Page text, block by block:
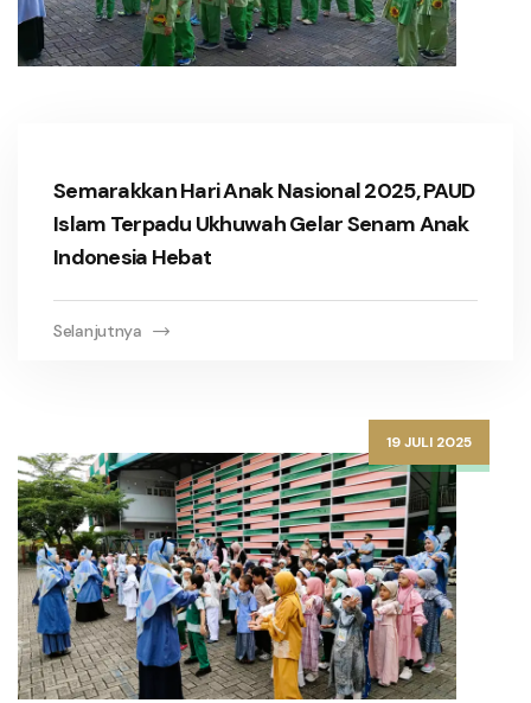
Semarakkan Hari Anak Nasional 2025, PAUD
Islam Terpadu Ukhuwah Gelar Senam Anak
Indonesia Hebat
Selanjutnya
19 JULI 2025